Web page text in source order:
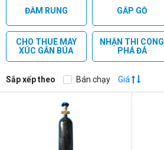
ĐẦM RUNG GẮP GỖ
CHO THUÊ MÁY
XÚC GẮN BÚA
NHẬN THI CÔNG
PHÁ ĐÁ
Sắp xếp theo Bán chạy Giá